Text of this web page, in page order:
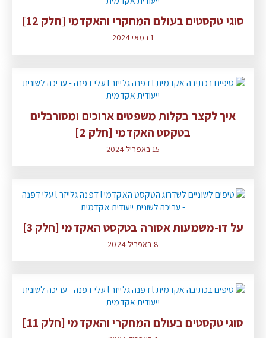
סוגי טקסטים בעולם המחקרי והאקדמי [חלק 12]
1 במאי 2024
איך לקצר בקלות משפטים ארוכים ומסורבלים
בטקסט האקדמי [חלק 2]
15 באפריל 2024
על דו-משמעות אסורה בטקסט האקדמי [חלק 3]
8 באפריל 2024
סוגי טקסטים בעולם המחקרי והאקדמי [חלק 11]